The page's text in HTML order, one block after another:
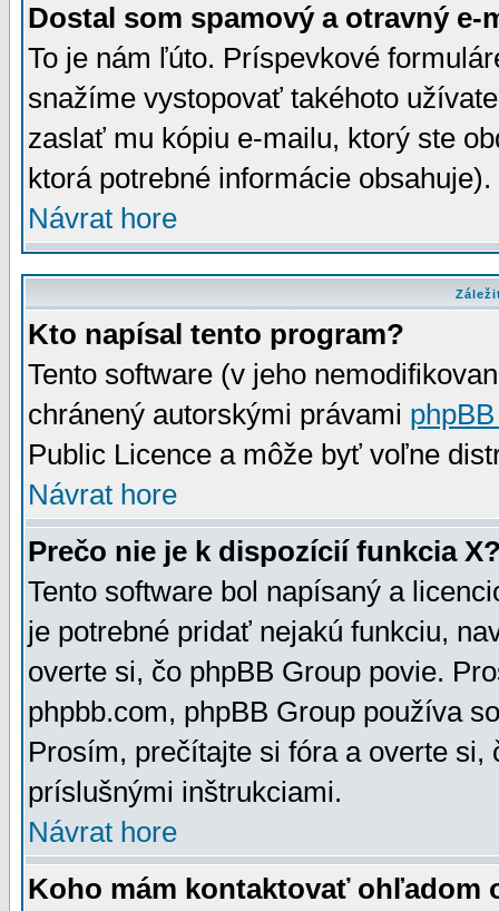
Dostal som spamový a otravný e-
To je nám ľúto. Príspevkové
snažíme vystopovať takéhoto
zaslať mu kópiu e-mailu, ktorý ste
ktorá potrebné informácie
Návrat hore
Kto napísal tento program?
Tento software (v jeho
chránený autorskými právami
Public Licence a môže byť voľne
Návrat hore
Prečo nie je k dispozícií funkcia
Tento software bol napísaný a
je potrebné pridať nejakú funkciu,
overte si, čo phpBB Group povie.
phpbb.com, phpBB Group používa
Prosím, prečítajte si fóra a overte
príslušnými inštrukciami.
Návrat hore
Koho mám kontaktovať ohľadom